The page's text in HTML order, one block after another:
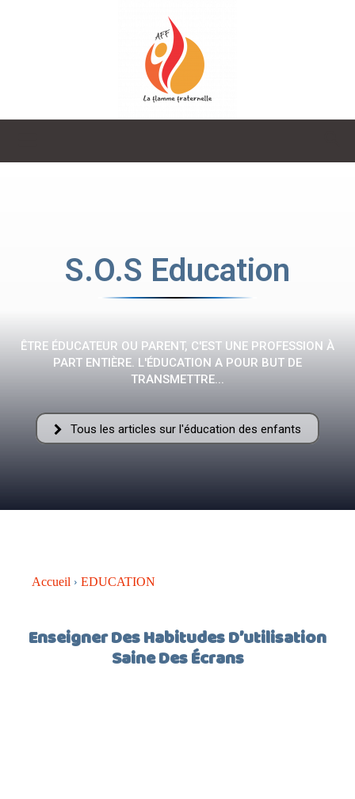
Fraternelle
–
AFF
S.O.S Education
ÊTRE ÉDUCATEUR OU PARENT, C'EST UNE PROFESSION À
PART ENTIÈRE. L'ÉDUCATION A POUR BUT DE
TRANSMETTRE...
Tous les articles sur l'éducation des enfants
Accueil EDUCATION
Enseigner Des Habitudes D’utilisation
Saine Des Écrans